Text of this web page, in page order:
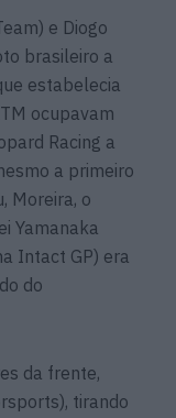
e Diogo
brasileiro a
estabelecia
ocupavam
Racing a
a primeiro
Moreira, o
Yamanaka
Intact GP) era
do
da frente,
tirando